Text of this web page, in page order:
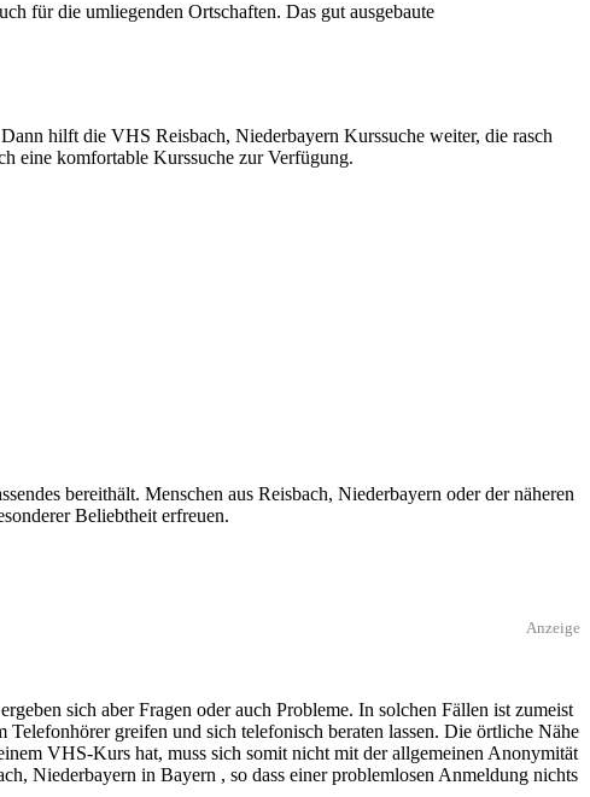
für die umliegenden Ortschaften. Das gut ausgebaute
hilft die VHS Reisbach, Niederbayern Kurssuche weiter, die rasch
eine komfortable Kurssuche zur Verfügung.
bereithält. Menschen aus Reisbach, Niederbayern oder der näheren
Beliebtheit erfreuen.
Anzeige
sich aber Fragen oder auch Probleme. In solchen Fällen ist zumeist
greifen und sich telefonisch beraten lassen. Die örtliche Nähe
VHS-Kurs hat, muss sich somit nicht mit der allgemeinen Anonymität
Niederbayern in Bayern , so dass einer problemlosen Anmeldung nichts